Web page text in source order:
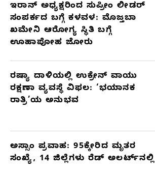
ಇರಾನ್ ಅಧ್ಯಕ್ಷರಿಂದ ಸುಪ್ರೀಂ ಲೀಡರ್
ಸಂಪರ್ಕದ ಬಗ್ಗೆ ಕಳವಳ: ಮೊಜ್ತಬಾ
ಖಮೇನಿ ಆರೋಗ್ಯ ಸ್ಥಿತಿ ಬಗ್ಗೆ
ಊಹಾಪೋಹ ಜೋರು
ರಷ್ಯಾ ದಾಳಿಯಲ್ಲಿ ಉಕ್ರೇನ್ ವಾಯು
ರಕ್ಷಣಾ ವ್ಯವಸ್ಥೆ ವಿಫಲ: ‘ಭಯಾನಕ
ರಾತ್ರಿ’ಯ ಅನುಭವ
ಅಸ್ಸಾಂ ಪ್ರವಾಹ: 95ಕ್ಕೇರಿದ ಮೃತರ
ಸಂಖ್ಯೆ, 14 ಜಿಲ್ಲೆಗಳು ರೆಡ್ ಅಲರ್ಟ್‌ನಲ್ಲಿ